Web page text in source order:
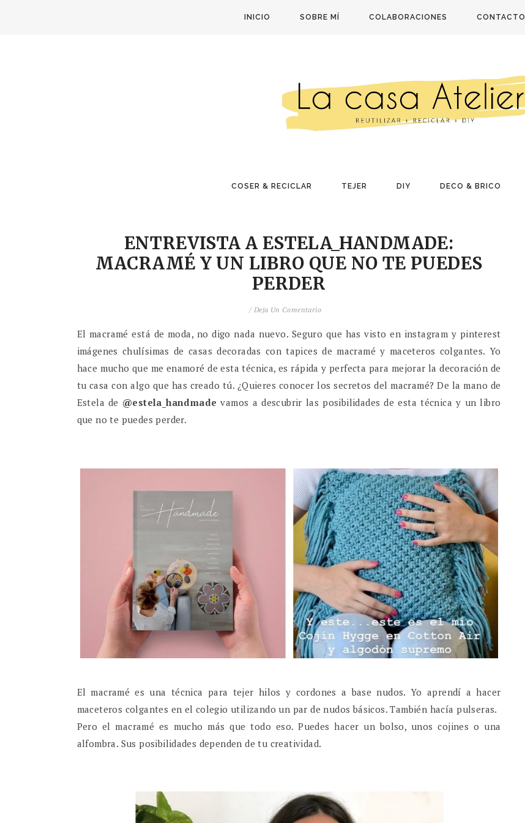
INICIO SOBRE MÍ COLABORACIONES CONTACTO
COSER & RECICLAR TEJER DIY DECO & BRICO
ENTREVISTA A ESTELA_HANDMADE:
MACRAMÉ Y UN LIBRO QUE NO TE PUEDES
PERDER
/ Deja Un Comentario
El macramé está de moda, no digo nada nuevo. Seguro que has visto en instagram y pinterest
imágenes chulísimas de casas decoradas con tapices de macramé y maceteros colgantes. Yo
hace mucho que me enamoré de esta técnica, es rápida y perfecta para mejorar la decoración de
tu casa con algo que has creado tú. ¿Quieres conocer los secretos del macramé? De la mano de
Estela de @estela_handmade vamos a descubrir las posibilidades de esta técnica y un libro
que no te puedes perder.
El macramé es una técnica para tejer hilos y cordones a base nudos. Yo aprendí a hacer
maceteros colgantes en el colegio utilizando un par de nudos básicos. También hacía pulseras.
Pero el macramé es mucho más que todo eso. Puedes hacer un bolso, unos cojines o una
alfombra. Sus posibilidades dependen de tu creatividad.